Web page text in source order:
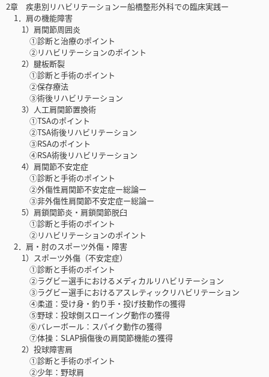
2章 疾患別リハビリテーションー船橋整形外科での臨床実践ー
1．肩の機能障害
1）肩関節周囲炎
①診断と治療のポイント
②リハビリテーションのポイント
2）腱板断裂
①診断と手術のポイント
②保存療法
③術後リハビリテーション
3）人工肩関節置換術
①TSAのポイント
②TSA術後リハビリテーション
③RSAのポイント
④RSA術後リハビリテーション
4）肩関節不安定症
①診断と手術のポイント
②外傷性肩関節不安定症ー総論ー
③非外傷性肩関節不安定症ー総論ー
5）肩鎖関節炎・肩鎖関節脱臼
①診断と手術のポイント
②リハビリテーションのポイント
2．肩・肘のスポーツ外傷・障害
1）スポーツ外傷（不安定症）
①診断と手術のポイント
②ラグビー選手におけるメディカルリハビリテーション
③ラグビー選手におけるアスレティックリハビリテーション
④柔道：受け身・釣り手・投げ技動作の獲得
⑤野球：投球側スローイング動作の獲得
⑥バレーボール：スパイク動作の獲得
⑦体操：SLAP損傷後の肩関節機能の獲得
2）投球障害肩
①診断と手術のポイント
②少年：野球肩